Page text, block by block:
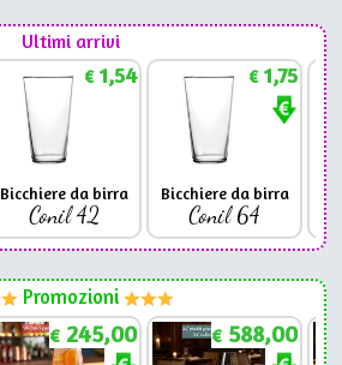
Ultimi arrivi
€1,54
Bicchiere da birra
Conil 42
€1,75
Bicchiere da birra
Conil 64
Promozioni
€ 245,00 € 588,00